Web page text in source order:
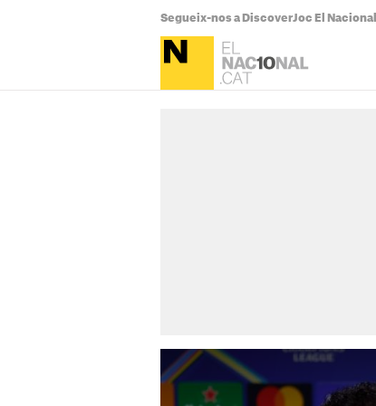
Segueix-nos a DiscoverJoc El Nacional